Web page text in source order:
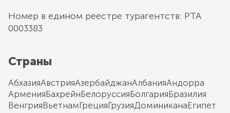
Номер в едином реестре турагентств: РТА
0003383
Страны
АбхазияАвстрияАзербайджанАлбанияАндорра
АрменияБахрейнБелоруссияБолгарияБразилия
ВенгрияВьетнамГрецияГрузияДоминиканаЕгипет